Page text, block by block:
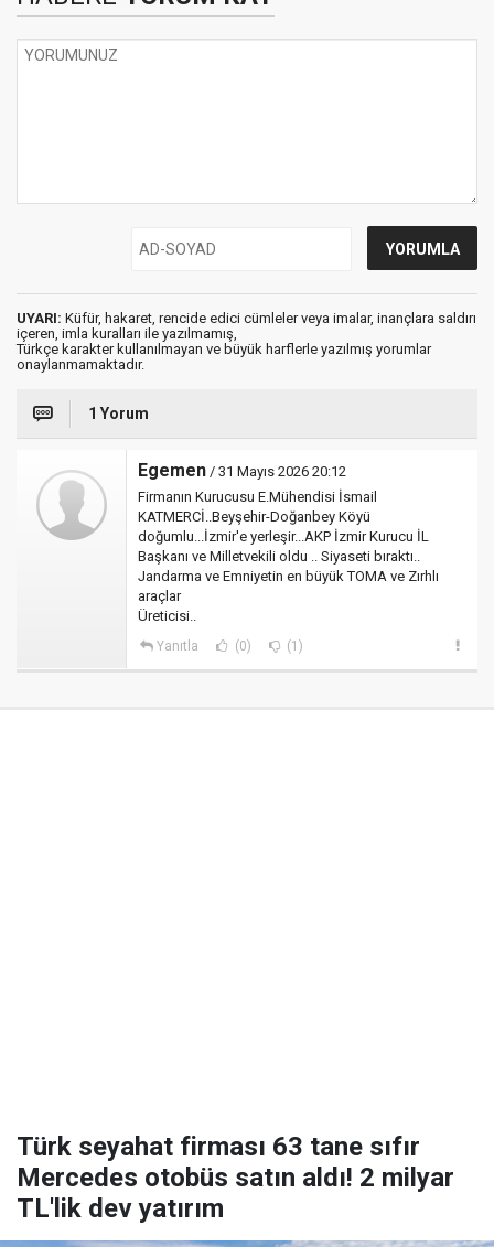
UYARI: Küfür, hakaret, rencide edici cümleler veya imalar, inançlara saldırı
içeren, imla kuralları ile yazılmamış,
Türkçe karakter kullanılmayan ve büyük harflerle yazılmış yorumlar
onaylanmamaktadır.
1 Yorum
Egemen / 31 Mayıs 2026 20:12
Firmanın Kurucusu E.Mühendisi İsmail
KATMERCİ..Beyşehir-Doğanbey Köyü
doğumlu...İzmir'e yerleşir...AKP İzmir Kurucu İL
Başkanı ve Milletvekili oldu .. Siyaseti bıraktı..
Jandarma ve Emniyetin en büyük TOMA ve Zırhlı
araçlar
Üreticisi..
Yanıtla (0) (1)
Türk seyahat firması 63 tane sıfır
Mercedes otobüs satın aldı! 2 milyar
TL'lik dev yatırım